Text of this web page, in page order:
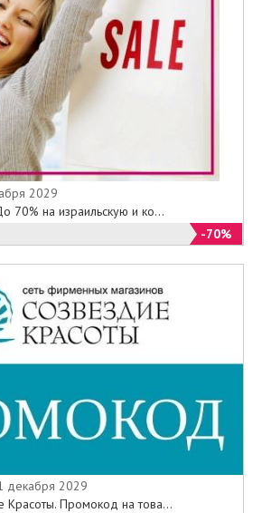
2029
70% на израильскую и ко...
-70%
декабря 2029
Красоты. Промокод на това...